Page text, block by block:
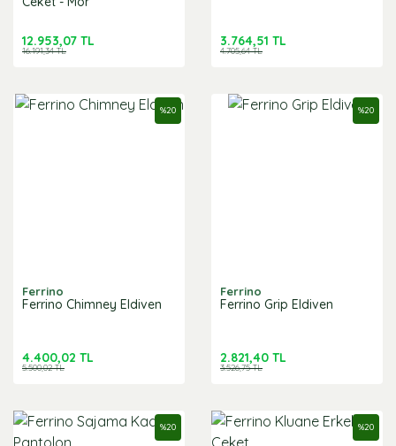
12.953,07 TL
16.191,34 TL
3.764,51 TL
4.705,64 TL
Ferrino
Ferrino Chimney Eldiven
%20
4.400,02 TL
5.500,02 TL
Ferrino
Ferrino Grip Eldiven
%20
2.821,40 TL
3.526,75 TL
%20 %20